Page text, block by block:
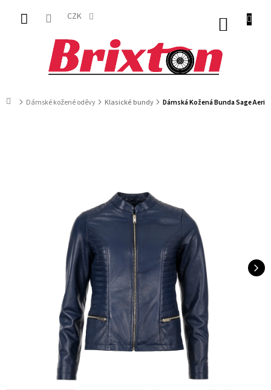
obsah
CZK
DomůDámské kožené oděvy Klasické bundy Dámská Kožená Bunda Sage